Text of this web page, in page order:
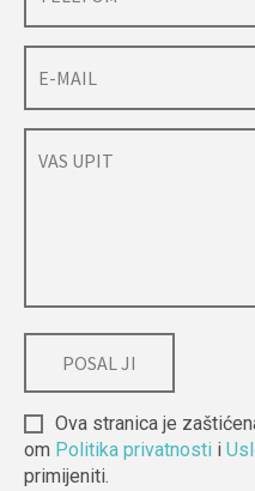
Ova stranica je
om Politika privatnosti i
primijeniti.